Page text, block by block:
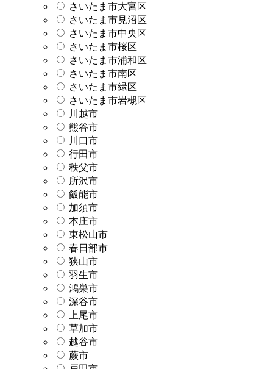
さいたま市大宮区
さいたま市見沼区
さいたま市中央区
さいたま市桜区
さいたま市浦和区
さいたま市南区
さいたま市緑区
さいたま市岩槻区
川越市
熊谷市
川口市
行田市
秩父市
所沢市
飯能市
加須市
本庄市
東松山市
春日部市
狭山市
羽生市
鴻巣市
深谷市
上尾市
草加市
越谷市
蕨市